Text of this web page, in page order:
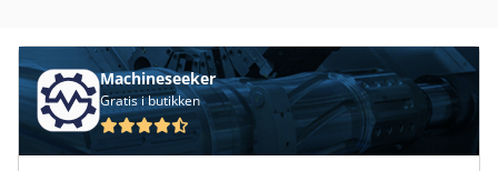
Nøglen Til Møtrik
Platform Type Mb
Schwäbische Værktøjsmaskiner Gmbh
Machineseeker
Gratis i butikken